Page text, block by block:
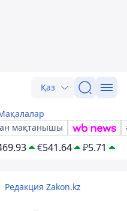
Қаз
мақтанышы
€541.64 ₽5.71
Редакция Zakon.kz